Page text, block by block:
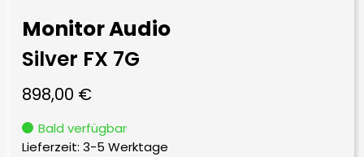
Monitor Audio
Silver FX 7G
898,00 €
Bald verfügbar
Lieferzeit: 3-5 Werktage